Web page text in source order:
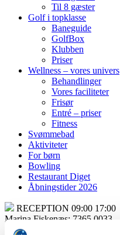
Til 8 gæster
Golf i topklasse
Baneguide
GolfBox
Klubben
Priser
Wellness – vores univers
Behandlinger
Vores faciliteter
Frisør
Entré – priser
Fitness
Svømmebad
Aktiviteter
For børn
Bowling
Restaurant Diget
Åbningstider 2026
RECEPTION 09:00 17:00
Marina Fiskenæs: 7365 0033
Rømø: 7475 5655